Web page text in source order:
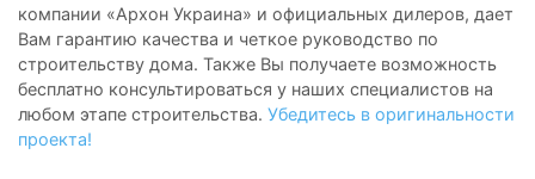
компании «Архон Украина» и официальных дилеров, дает
Вам гарантию качества и четкое руководство по
строительству дома. Также Вы получаете возможность
бесплатно консультироваться у наших специалистов на
любом этапе строительства. Убедитесь в оригинальности
проекта!